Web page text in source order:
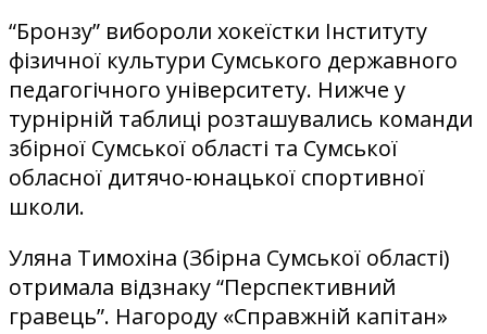
“Бронзу” вибороли хокеїстки Інституту
фізичної культури Сумського державного
педагогічного університету. Нижче у
турнірній таблиці розташувались команди
збірної Сумської області та Сумської
обласної дитячо-юнацької спортивної
школи.
Уляна Тимохіна (Збірна Сумської області)
отримала відзнаку “Перспективний
гравець”. Нагороду «Справжній капітан»